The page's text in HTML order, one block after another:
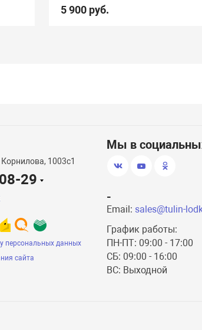
5 900 руб.
1003с1
29
персональных данных
сайта
Мы в
-
Email: sales@tulin-
График работы:
ПН-ПТ: 09:00 - 17:00
СБ: 09:00 - 16:00
ВС: Выходной